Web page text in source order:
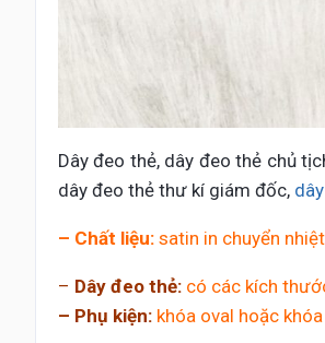
Dây đeo thẻ, dây đeo thẻ chủ
dây đeo thẻ thư kí giám đốc,
– Chất liệu: satin in chuyển
– Dây đeo thẻ: có các kích
– Phụ kiện: khóa oval hoặc